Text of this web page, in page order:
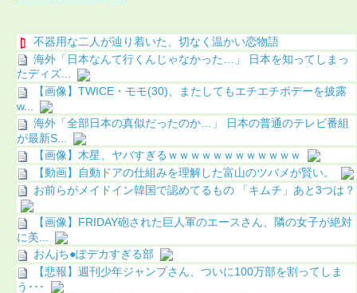
不器用な二人が辿り着いた、切なく温かい恋物語
海外「日本なんて行くんじゃなかった…」 日本を知ってしまっ
たディズ...
【画像】TWICE・モモ(30)、またしてもエチエチボデーを披露
w...
海外「全部日本の真似だったのか…」 日本の普通のテレビ番組
が最新S...
【画像】木星、ヤバすぎるｗｗｗｗｗｗｗｗｗｗｗｗ
【動画】自動ドアの仕組みを理解した富山のツバメが賢い。
お前らがメイドイン韓国で認めてるもの 「キムチ」あと3つは？
【画像】FRIDAY砲された巨人軍のエースさん、隣の女子が絶対
に美...
おんjち●ぽデカすぎる部
【悲報】週刊少年ジャンプさん、ついに100万部を割ってしま
う･･･